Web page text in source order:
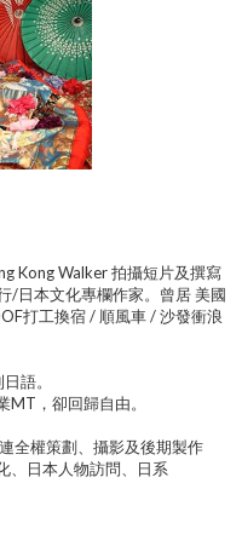
Kong Walker 拍攝短片及撰寫
/日本文化專欄作家。曾居 美國
打工換宿 / 順風車 / 沙發衝浪
語。
MT，卻回歸自由。
全權策劃、攝影及後期製作
、日本人物訪問、日系